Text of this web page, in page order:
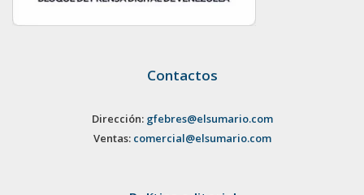
Contactos
Dirección: gfebres@elsumario.com
Ventas: comercial@elsumario.com